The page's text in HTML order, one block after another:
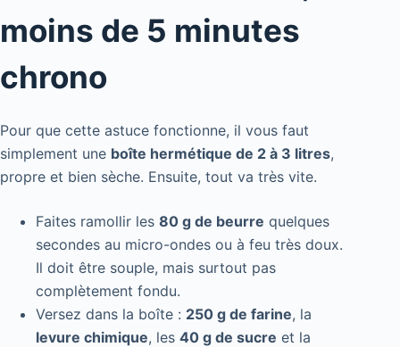
moins de 5 minutes
chrono
Pour que cette astuce fonctionne, il vous faut
simplement une boîte hermétique de 2 à 3 litres,
propre et bien sèche. Ensuite, tout va très vite.
Faites ramollir les 80 g de beurre quelques
secondes au micro-ondes ou à feu très doux.
Il doit être souple, mais surtout pas
complètement fondu.
Versez dans la boîte : 250 g de farine, la
levure chimique, les 40 g de sucre et la